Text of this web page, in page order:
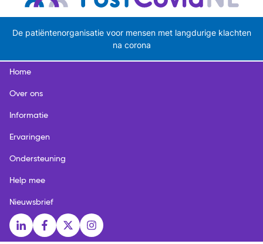
De patiëntenorganisatie voor mensen met langdurige klachten
na corona
Home
Over ons
Informatie
Ervaringen
Ondersteuning
Help mee
Nieuwsbrief
Social media links
LinkedInFacebook
X Instagram